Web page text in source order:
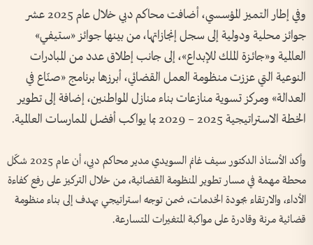
وفي إطار التميز المؤسسي، أضافت محاكم دبي خلال عام 2025 عشر
جوائز محلية ودولية إلى سجل إنجازاتها، من بينها جوائز «ستيفي»
العالمية و«جائزة الملك للإبداع»، إلى جانب إطلاق عدد من المبادرات
النوعية التي عززت منظومة العمل القضائي، أبرزها برنامج «صنّاع في
العدالة» ومركز تسوية منازعات بناء منازل المواطنين، إضافة إلى تطوير
الخطة الاستراتيجية 2025 – 2029 بما يواكب أفضل الممارسات العالمية.
وأكد الأستاذ الدكتور سيف غانم السويدي مدير محاكم دبي، أن عام 2025 شكّل
محطة مهمة في مسار تطوير المنظومة القضائية، من خلال التركيز على رفع كفاءة
الأداء، والارتقاء بجودة الخدمات، ضمن توجه استراتيجي يهدف إلى بناء منظومة
قضائية مرنة وقادرة على مواكبة المتغيرات المتسارعة.